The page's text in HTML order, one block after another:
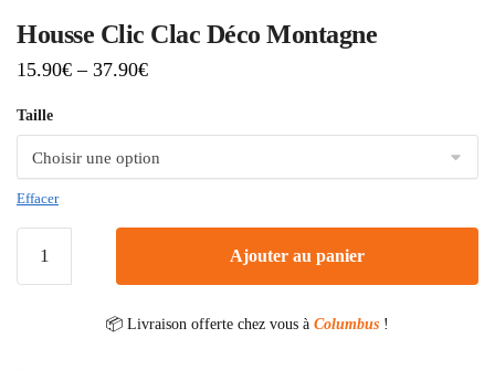
Housse Clic Clac Déco Montagne
15.90€ – 37.90€
Taille
Effacer
Ajouter au panier
📦 Livraison offerte chez vous à Columbus !